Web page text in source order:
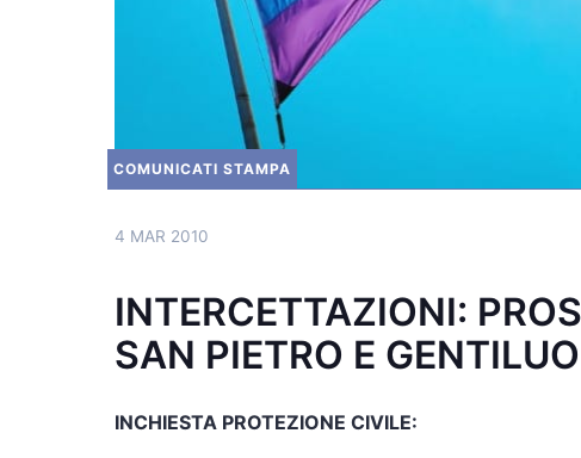
COMUNICATI STAMPA
4 MAR 2010
INTERCETTAZIONI:
SAN PIETRO E
INCHIESTA PROTEZIONE CIVILE: